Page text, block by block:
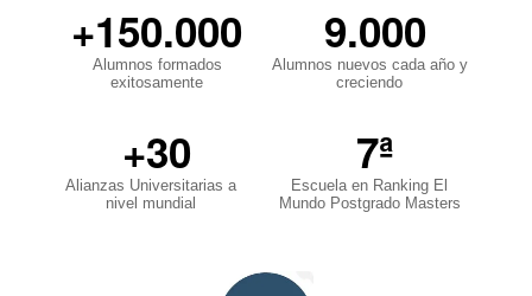
+150.000
Alumnos formados
exitosamente
9.000
Alumnos nuevos cada año y
creciendo
+30
Alianzas Universitarias a
nivel mundial
7ª
Escuela en Ranking El
Mundo Postgrado Masters